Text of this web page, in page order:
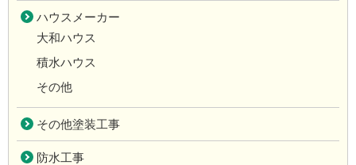
ハウスメーカー
大和ハウス
積水ハウス
その他
その他塗装工事
防水工事